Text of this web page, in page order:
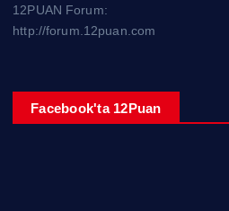
12PUAN Forum:
http://forum.12puan.com
Facebook'ta 12Puan